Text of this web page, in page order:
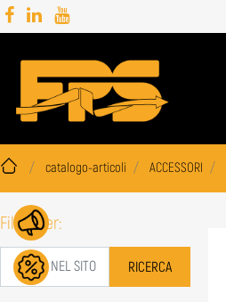
catalogo-articoli ACCESSORI
Filtra per: